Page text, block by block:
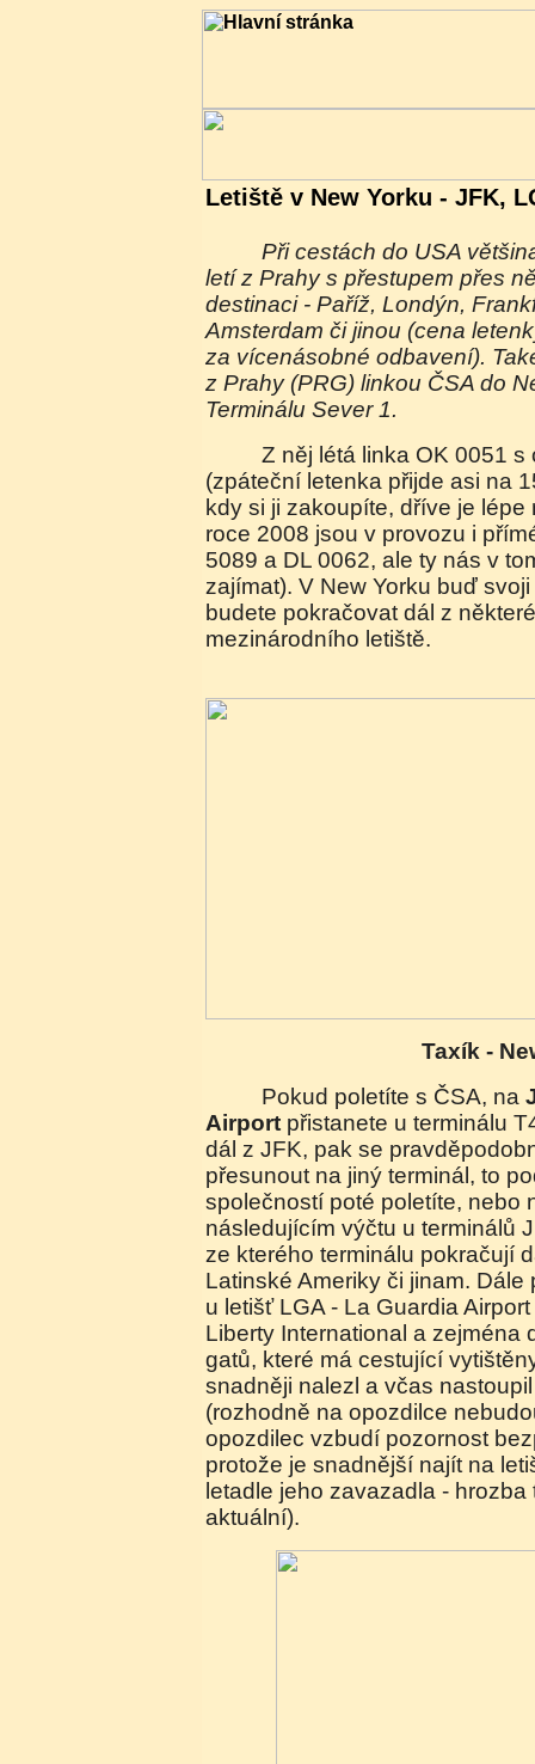
Letiště v New Yorku - JFK,
Při cestách do USA většina cestujících od nás
letí z Prahy s přestupem přes
destinaci - Paříž, Londýn,
Amsterdam či jinou (cena
za vícenásobné odbavení).
z Prahy (PRG) linkou ČSA do
Terminálu Sever 1.
Z něj létá linka OK 0051 s odletem v 6:20 hodin
(zpáteční letenka přijde asi na
kdy si ji zakoupíte, dříve je
roce 2008 jsou v provozu i
5089 a DL 0062, ale ty nás v
zajímat). V New Yorku buď
budete pokračovat dál z
mezinárodního letiště.
Taxík -
Pokud poletíte s ČSA, na
Airport přistanete u terminálu
dál z JFK, pak se
přesunout na jiný terminál, to
společností poté poletíte, nebo
následujícím výčtu u terminálů
ze kterého terminálu pokračují
Latinské Ameriky či jinam. Dále
u letišť LGA - La Guardia
Liberty International a zejména
gatů, které má cestující
snadněji nalezl a včas
(rozhodně na opozdilce
opozdilec vzbudí pozornost
protože je snadnější najít na
letadle jeho zavazadla - hrozba
aktuální).